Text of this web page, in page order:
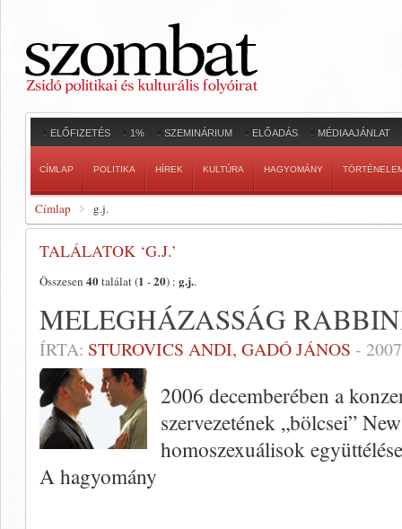
ELŐFIZETÉS 1% SZEMINÁRIUM ELŐADÁS MÉDIAAJÁNLAT
CÍMLAP POLITIKA HÍREK KULTÚRA HAGYOMÁNY
Címlap g.j.
TALÁLATOK ‘G.J.’
Összesen 40találat (1 -20) : g.j..
MELEGHÁZASSÁG
ÍRTA: STUROVICS ANDI, GADÓ JÁNOS -
2006 decemberében a
szervezetének „bölcsei”
homoszexuálisok
A hagyomány